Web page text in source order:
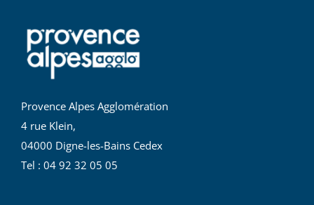
Provence Alpes Agglomération
4 rue Klein,
04000 Digne-les-Bains Cedex
Tel : 04 92 32 05 05